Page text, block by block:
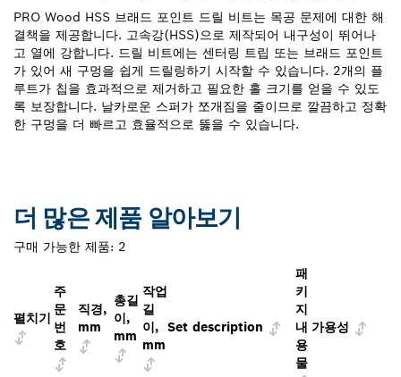
PRO Wood HSS 브래드 포인트 드릴 비트는 목공 문제에 대한 해
결책을 제공합니다. 고속강(HSS)으로 제작되어 내구성이 뛰어나
고 열에 강합니다. 드릴 비트에는 센터링 트립 또는 브래드 포인트
가 있어 새 구멍을 쉽게 드릴링하기 시작할 수 있습니다. 2개의 플
루트가 칩을 효과적으로 제거하고 필요한 홀 크기를 얻을 수 있도
록 보장합니다. 날카로운 스퍼가 쪼개짐을 줄이므로 깔끔하고 정확
한 구멍을 더 빠르고 효율적으로 뚫을 수 있습니다.
더 많은 제품 알아보기
구매 가능한 제품: 2
펼치기
주
문
번
호
직경,
mm
총길
이,
mm
작업
길
이,
mm
Set description
패
키
지
내
용
물
가용성